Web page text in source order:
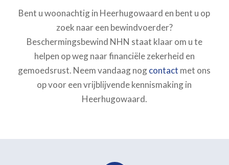
Bent u woonachtig in Heerhugowaard en bent u op
zoek naar een bewindvoerder?
Beschermingsbewind NHN staat klaar om u te
helpen op weg naar financiële zekerheid en
gemoedsrust. Neem vandaag nogcontact met ons
op voor een vrijblijvende kennismaking in
Heerhugowaard.